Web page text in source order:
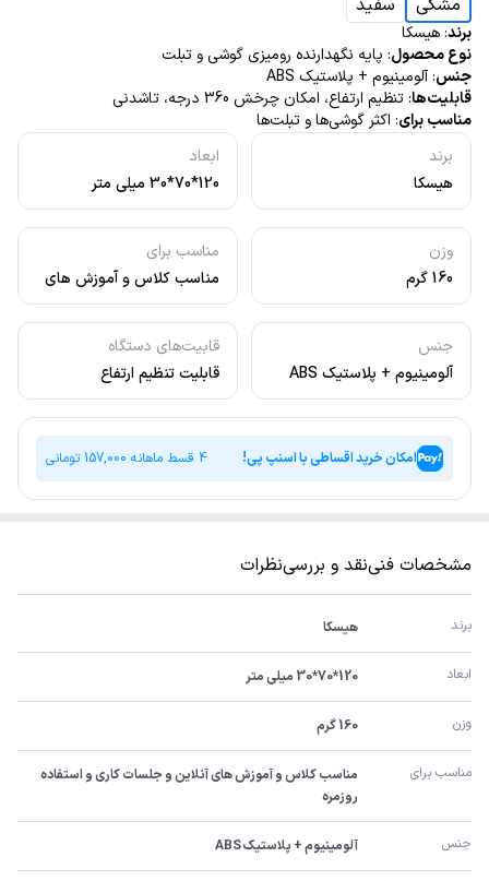
برند
هیسکا
ابعاد
120*70*30 میلی متر
وزن
160 گرم
مناسب برای
مناسب کلاس و آموزش های
آنلاین و جلسات کاری و
استفاده روزمره
جنس
آلومینیوم + پلاستیک ABS
قابیت‌های دستگاه
قابلیت تنظیم ارتفاع
برند: هیسکا
نوع محصول: پایه نگهدارنده رومیزی گوشی و تبلت
جنس: آلومینیوم + پلاستیک ABS
قابلیت‌ها: تنظیم ارتفاع، امکان چرخش 360 درجه، تاشدنی
مناسب برای: اکثر گوشی‌ها و تبلت‌ها
امکان خرید اقساطی با اسنپ پی! 4 قسط ماهانه 157,000 تومانی
مشخصات فنینقد و بررسینظرات
برند هیسکا
ابعاد 120*70*30 میلی متر
وزن 160 گرم
مناسب برای
روزمره
جنس آلومینیوم + پلاستیک ABS